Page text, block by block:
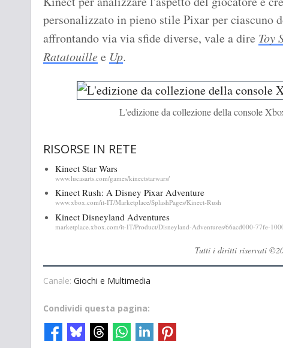
personalizzato in pieno stile Pixar per ciascuno
affrontando via via sfide diverse, vale a dire Toy
Ratatouille e Up.
L'edizione da collezione della console
RISORSE IN RETE
Kinect Star Wars
www.lucasarts.com/games/kinectstarwars/
Kinect Rush: A Disney Pixar Adventure
www.xbox.com/it-IT/Marketplace/SplashPages/Kinect-Rush
Kinect Disneyland Adventures
marketplace.xbox.com/it-IT/Product/Disneyland-Adventures/66acd000-77fe-
Tutti i diritti riservati
Canale: Giochi e Multimedia
Condividi questa pagina: